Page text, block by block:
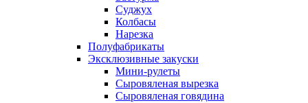
Суджух
Колбасы
Нарезка
Полуфабрикаты
Эксклюзивные закуски
Мини-рулеты
Сыровяленая вырезка
Сыровяленая говядина